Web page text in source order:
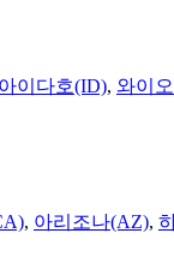
아이다호(ID), 와이
, 아리조나(AZ),